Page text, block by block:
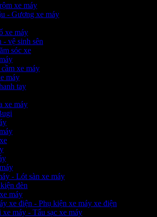
xe máy
- Gương xe máy
xe máy
- vệ sinh sên
sóc xe
xe máy
máy
tay
xe máy
- Lót sàn xe máy
đèn
máy
xe điện - Phụ kiện xe máy xe điện
xe máy - Tẩu sạc xe máy